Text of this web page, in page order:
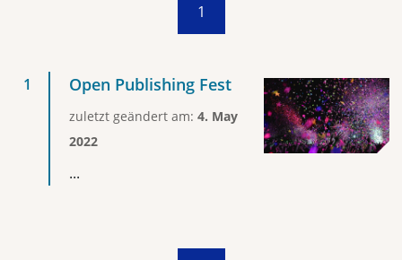
1
Open Publishing Fest
zuletzt geändert am: 4. May
2022
...